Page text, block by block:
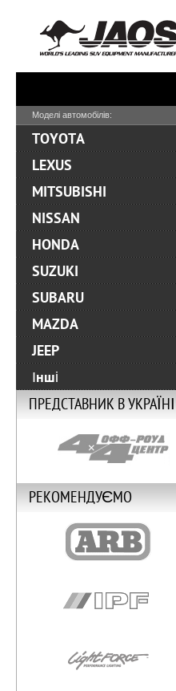
Моделі автомобілів:
TOYOTA
LEXUS
MITSUBISHI
NISSAN
HONDA
SUZUKI
SUBARU
MAZDA
JEEP
Інші
ПРЕДСТАВНИК В УКРАЇНІ
РЕКОМЕНДУЄМО